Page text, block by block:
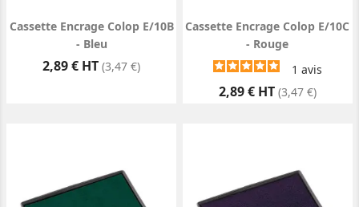
Cassette Encrage Colop E/10B
- Bleu
Prix
2,89 € HT (3,47 €)
Cassette Encrage Colop E/10C
- Rouge
1 avis
Prix
2,89 € HT (3,47 €)